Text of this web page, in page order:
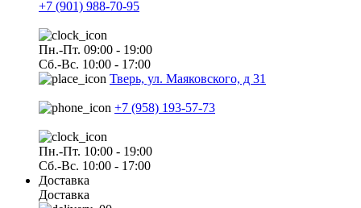
+7 (901) 988-70-95
Пн.-Пт. 09:00 - 19:00
Сб.-Вс. 10:00 - 17:00
Тверь, ул. Маяковского, д 31
+7 (958) 193-57-73
Пн.-Пт. 10:00 - 19:00
Сб.-Вс. 10:00 - 17:00
Доставка
Доставка